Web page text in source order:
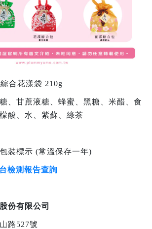
合花漾袋 210g
、甘蔗液糖、蜂蜜、黑糖、米醋、食
酸、水、紫蘇、綠茶
裝標示 (常溫保存一年)
檢測報告查詢
份有限公司
路527號